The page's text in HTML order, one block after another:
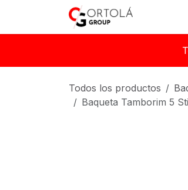
Todos los productos
Baqueta Tamborim 5